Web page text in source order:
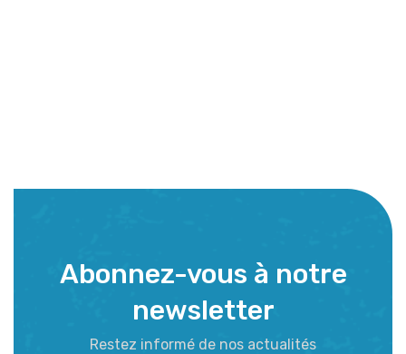
Abonnez-vous à notre
newsletter
Restez informé de nos actualités